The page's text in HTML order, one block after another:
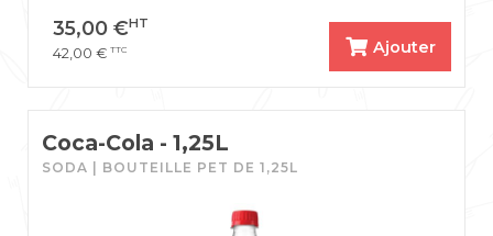
35,00 €HT
42,00 € TTC Ajouter
Coca-Cola - 1,25L
SODA | BOUTEILLE PET DE 1,25L